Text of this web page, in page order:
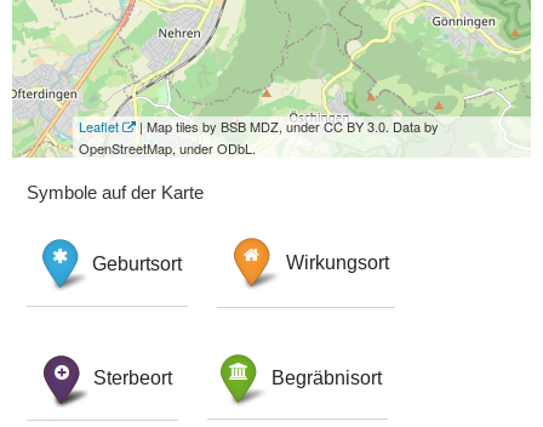
Leaflet
| Map tiles by BSB MDZ, under CC BY 3.0. Data by
OpenStreetMap, under ODbL.
Symbole auf der Karte
Geburtsort Wirkungsort
Sterbeort Begräbnisort